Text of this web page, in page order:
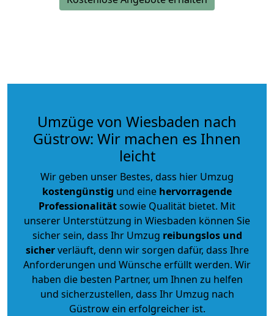
Umzüge von Wiesbaden nach
Güstrow: Wir machen es Ihnen
leicht
Wir geben unser Bestes, dass hier Umzug
kostengünstig und eine hervorragende
Professionalitätsowie Qualität bietet. Mit
unserer Unterstützung in Wiesbaden können Sie
sicher sein, dass Ihr Umzug reibungslos und
sicherverläuft, denn wir sorgen dafür, dass Ihre
Anforderungen und Wünsche erfüllt werden. Wir
haben die besten Partner, um Ihnen zu helfen
und sicherzustellen, dass Ihr Umzug nach
Güstrow ein erfolgreicher ist.